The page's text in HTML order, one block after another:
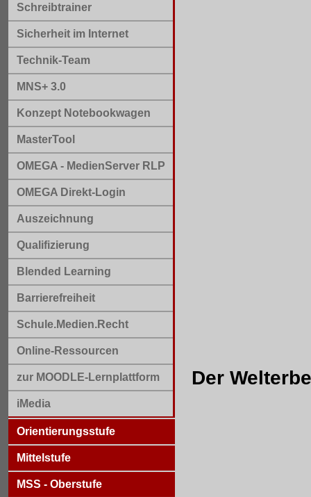
Schreibtrainer
Sicherheit im Internet
Technik-Team
MNS+ 3.0
Konzept Notebookwagen
MasterTool
OMEGA - MedienServer RLP
OMEGA Direkt-Login
Auszeichnung
Qualifizierung
Blended Learning
Barrierefreiheit
Schule.Medien.Recht
Online-Ressourcen
zur MOODLE-Lernplattform
iMedia
Orientierungsstufe
Mittelstufe
MSS - Oberstufe
Der